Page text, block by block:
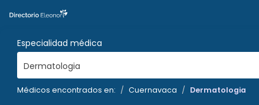
Especialidad médica
Dermatologia
Médicos encontrados en: Cuernavaca Dermatologia